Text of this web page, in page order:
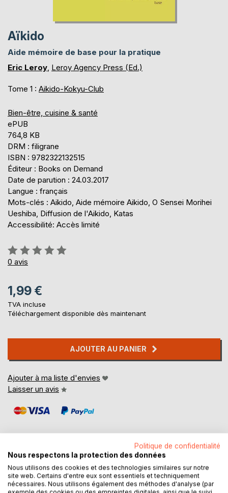
Aïkido
Aide mémoire de base pour la pratique
Eric Leroy, Leroy Agency Press (Ed.)
Tome 1 : Aikido-Kokyu-Club
Bien-être, cuisine & santé
ePUB
764,8 KB
DRM : filigrane
ISBN : 9782322132515
Éditeur : Books on Demand
Date de parution : 24.03.2017
Langue : français
Mots-clés : Aikido, Aide mémoire Aikido, O Sensei Morihei
Ueshiba, Diffusion de l'Aikido, Katas
Accessibilité: Accès limité
Évaluation:
0%
0 avis
1,99 €
TVA incluse
Téléchargement disponible dès maintenant
AJOUTER AU PANIER
Ajouter à ma liste d'envies
Laisser un avis
DESCRIPTION
Politique de confidentialité
Nous respectons la protection des données
Nous utilisons des cookies et des technologies similaires sur notre
site web. Certains d'entre eux sont essentiels et techniquement
nécessaires. Nous utilisons également des méthodes d'analyse (par